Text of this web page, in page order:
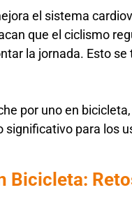
el sistema
que el ciclismo
la jornada. Esto
por uno en
significativo para los
Bicicleta: